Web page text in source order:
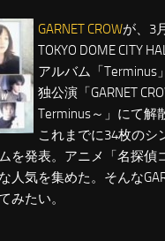
GARNET CROWが、3
TOKYO DOME CITY
アルバム「Terminus
独公演「GARNET
Terminus～」にて解
これまでに34枚のシ
を発表。アニメ「名探偵
人気を集めた。そんな
みたい。